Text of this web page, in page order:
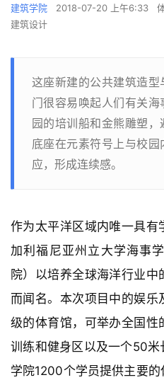
建筑学院 2018-07-20 上午6:33
建筑设计
这座新建的公共建筑造
门很容易唤起人们有关
园的培训船和金熊雕塑
底座在元素符号上与校
应，形成连续感。
作为太平洋区域内唯一具有
加利福尼亚州立大学海事
院）以培养全球海洋行业
而闻名。本次项目中的娱
级的体育馆，可举办全国性
训练和健身区以及一个50
学院1200个学员提供主要